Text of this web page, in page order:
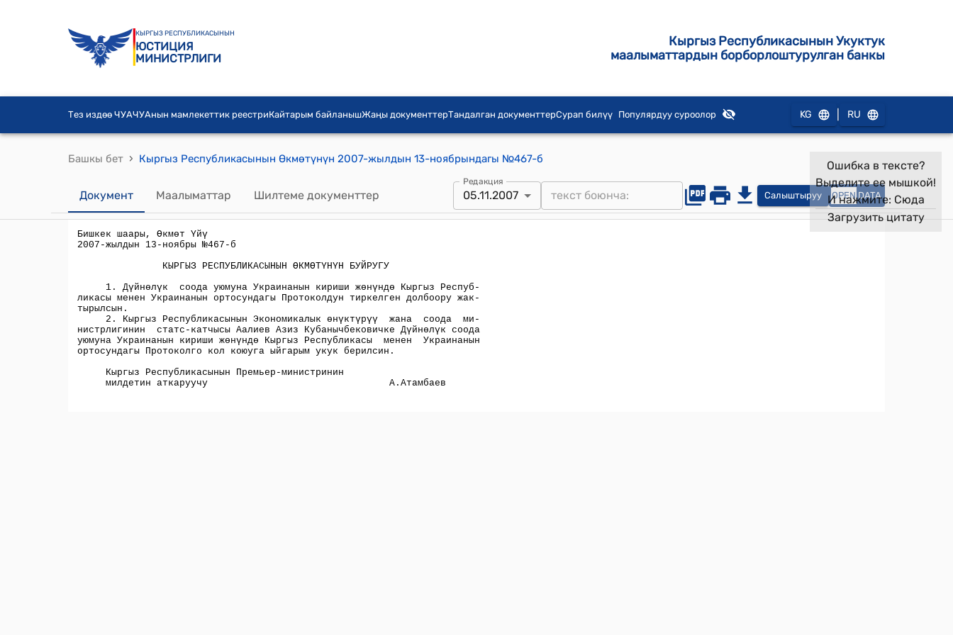
КЫРГЫЗ РЕСПУБЛИКАСЫНЫН
ЮСТИЦИЯ
МИНИСТРЛИГИ
Кыргыз Республикасынын Укуктук
маалыматтардын борборлоштурулган банкы
Тез издөө ЧУАЧУАнын мамлекеттик реестриКайтарым байланышЖаңы документтерТандалган документтерСурап билүү Популярдуу суроолор KG RU
Башкы бет › Кыргыз Республикасынын Өкмөтүнүн 2007-жылдын 13-ноябрындагы №467-б
Документ Маалыматтар Шилтеме документтер
Редакция
05.11.2007 Салыштыруу OPEN DATA
Ошибка в тексте?
Выделите ее мышкой!
И нажмите: Сюда
Загрузить цитату